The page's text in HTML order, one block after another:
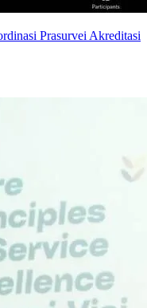
Prasurvei Akreditasi